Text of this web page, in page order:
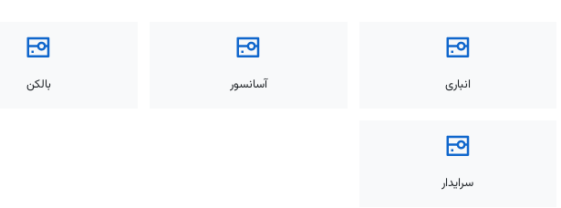
انباری آسانسور بالکن
سرایدار